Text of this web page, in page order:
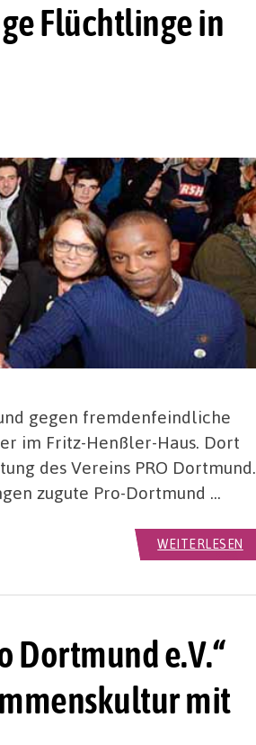
Flüchtlinge in
gegen fremdenfeindliche
im Fritz-Henßler-Haus. Dort
des Vereins PRO Dortmund.
zugute Pro-Dortmund …
WEITERLESEN
Dortmund e.V.“
mit